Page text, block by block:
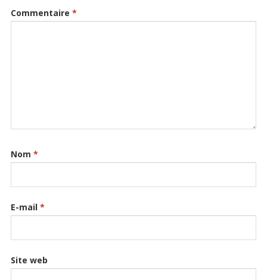
Commentaire *
Nom *
E-mail *
Site web